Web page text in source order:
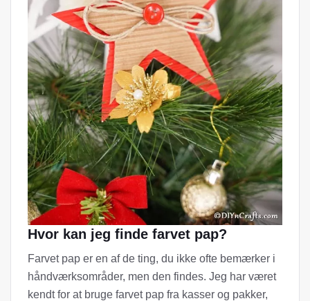
Hvor kan jeg finde farvet pap?
Farvet pap er en af ​​de ting, du ikke ofte bemærker i
håndværksområder, men den findes. Jeg har været
kendt for at bruge farvet pap fra kasser og pakker,